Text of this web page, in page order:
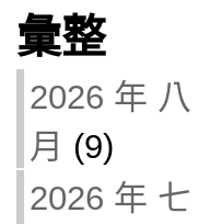
彙整
2026 年 八
月 (9)
2026 年 七